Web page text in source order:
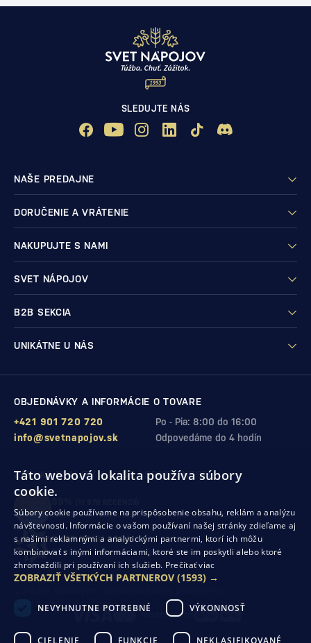
SLEDUJTE NÁS
NAŠE PREDAJNE
DORUČENIE A VRÁTENIE
NAKUPUJTE S NAMI
SVET NÁPOJOV
B2B SEKCIA
UNIKÁTNE U NÁS
OBJEDNÁVKY A INFORMÁCIE O TOVARE
Po - Pia: 8:00 do 16:00
+421 901 720 720
Odpovedáme do 4 hodín
info@svetnapojov.sk
ZÁRUKA KVALITY A VAŠEJ SPOKOJNOSTI
zákazníkov odporúča nákup v našom obchode
SHOP ROKU 2024
10. rok po sebesme získali ocenenie od Heureka
Odstúpenie od zmluvy
Táto webová lokalita používa súbory
cookie.
Súbory cookie používame na prispôsobenie obsahu, reklám a analýzu
návštevnosti. Informácie o vašom používaní našej stránky zdieľame aj
s našimi reklamnými a analytickými partnermi, ktorí ich môžu
kombinovať s inými informáciami, ktoré ste im poskytli alebo ktoré
zhromaždili pri používaní ich služieb. Prečítať viac
ZOBRAZIŤ VŠETKÝCH PARTNEROV (1593) →
NEVYHNUTNE POTREBNÉ VÝKONNOSŤ
CIELENIE FUNKCIE NEKLASIFIKOVANÉ